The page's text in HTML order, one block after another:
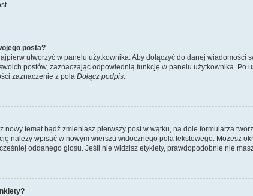
posta?
utworzyć w panelu użytkownika. Aby dołączyć do danej wiadomości
postów, zaznaczając odpowiednią funkcję w panelu użytkownika.
zaznaczenie z pola Dołącz podpis.
nowy temat bądź zmieniasz pierwszy post w wątku, na dole formularza
należy wpisać w nowym wierszu widocznego pola tekstowego. Możesz
oddanego głosu. Jeśli nie widzisz etykiety, prawdopodobnie nie